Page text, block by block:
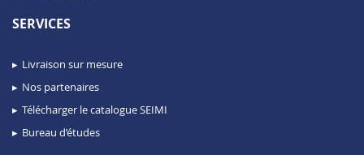
SERVICES
Livraison sur mesure
Nos partenaires
Télécharger le catalogue SEIMI
Bureau d’études